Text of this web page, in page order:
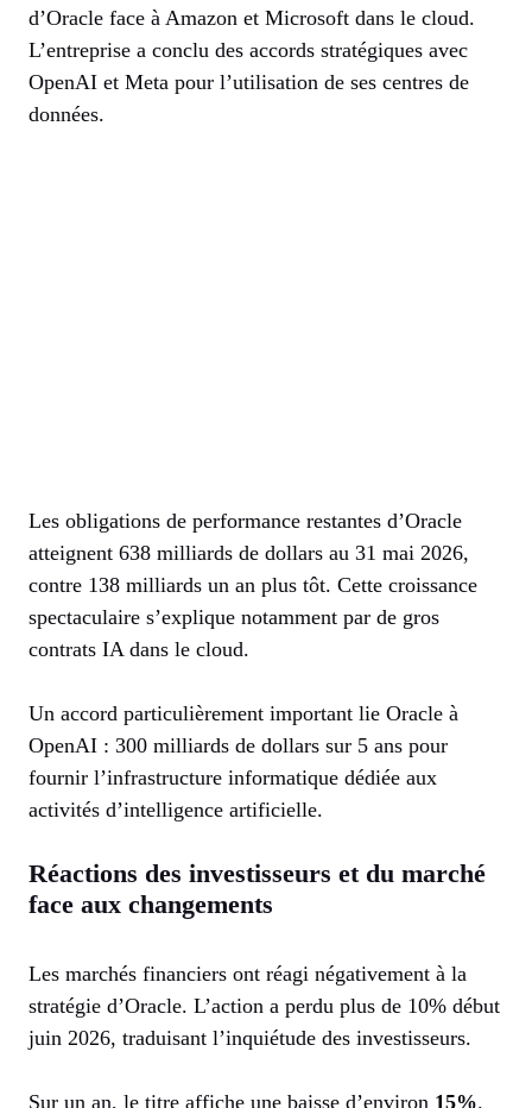
d’Oracle face à Amazon et Microsoft dans le cloud.
L’entreprise a conclu des accords stratégiques avec
OpenAI et Meta pour l’utilisation de ses centres de
données.
Les obligations de performance restantes d’Oracle
atteignent 638 milliards de dollars au 31 mai 2026,
contre 138 milliards un an plus tôt. Cette croissance
spectaculaire s’explique notamment par de gros
contrats IA dans le cloud.
Un accord particulièrement important lie Oracle à
OpenAI : 300 milliards de dollars sur 5 ans pour
fournir l’infrastructure informatique dédiée aux
activités d’intelligence artificielle.
Réactions des investisseurs et du marché
face aux changements
Les marchés financiers ont réagi négativement à la
stratégie d’Oracle. L’action a perdu plus de 10% début
juin 2026, traduisant l’inquiétude des investisseurs.
Sur un an, le titre affiche une baisse d’environ 15%.